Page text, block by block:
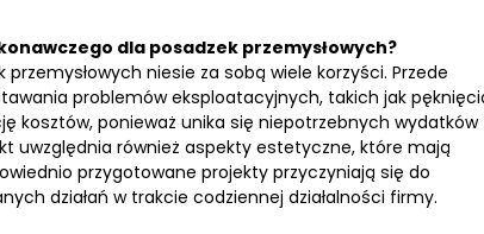
dla posadzek przemysłowych?
niesie za sobą wiele korzyści. Przede
problemów eksploatacyjnych, takich jak
kosztów, ponieważ unika się niepotrzebnych wydatków
uwzględnia również aspekty estetyczne, które mają
przygotowane projekty przyczyniają się do
działań w trakcie codziennej działalności firmy.